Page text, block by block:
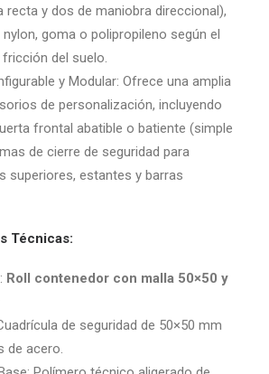
recta y dos de maniobra direccional),
goma o polipropileno según el
del suelo.
y Modular: Ofrece una amplia
de personalización, incluyendo
frontal abatible o batiente (simple
de cierre de seguridad para
superiores, estantes y barras
Técnicas:
Roll contenedor con malla 50×50 y
de seguridad de 50×50 mm
de acero.